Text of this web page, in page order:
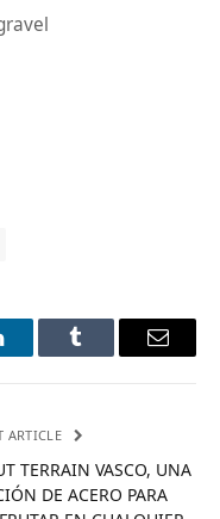
Tumblr Email
ARTICLE
TERRAIN VASCO, UNA
DE ACERO PARA